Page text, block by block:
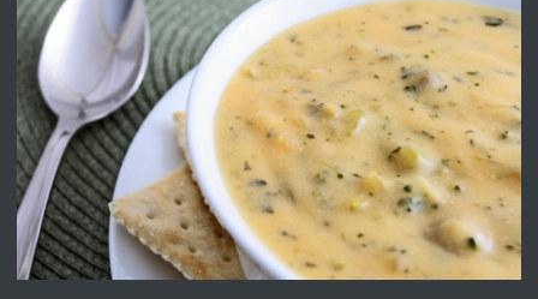
преди 10 месеца
ПРЕДЛАГА
Професионална броячна машина -
със сертификат от ЕЦБ
преди 1 година
ПРЕДЛАГА
Професионална зеленчукорезачка